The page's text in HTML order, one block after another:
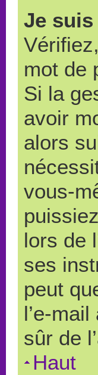
Je
mot de
Si la
avoir
alors
vous-
lors de
ses
peut
l’e-
sûr de
Haut